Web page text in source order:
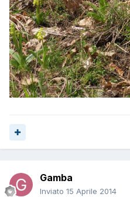
Gamba
Inviato 15 Aprile 2014